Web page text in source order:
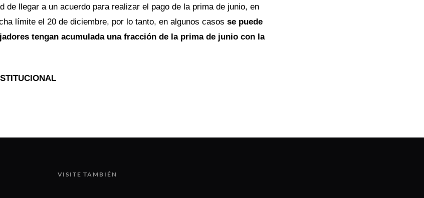
de llegar a un acuerdo para realizar el pago de la prima de junio, en
límite el 20 de diciembre, por lo tanto, en algunos casos se puede
tengan acumulada una fracción de la prima de junio con la
VISITE TAMBIÉN